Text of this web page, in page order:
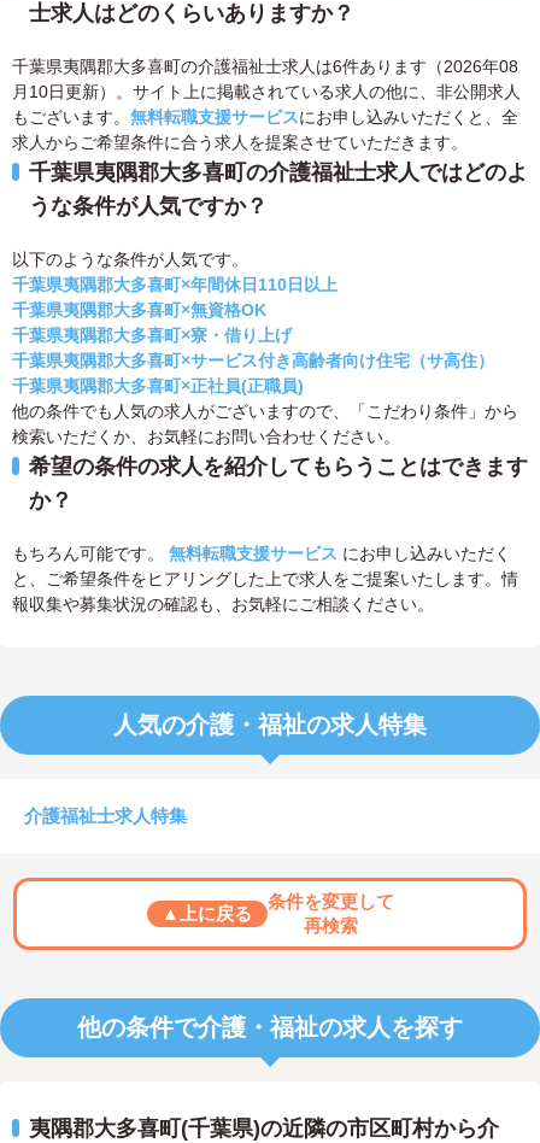
士求人はどのくらいありますか？
千葉県夷隅郡大多喜町の介護福祉士求人は6件あります（2026年08
月10日更新）。サイト上に掲載されている求人の他に、非公開求人
もございます。 無料転職支援サービスにお申し込みいただくと、全
求人からご希望条件に合う求人を提案させていただきます。
千葉県夷隅郡大多喜町の介護福祉士求人ではどのよ
うな条件が人気ですか？
以下のような条件が人気です。
千葉県夷隅郡大多喜町×年間休日110日以上
千葉県夷隅郡大多喜町×無資格OK
千葉県夷隅郡大多喜町×寮・借り上げ
千葉県夷隅郡大多喜町×サービス付き高齢者向け住宅（サ高住）
千葉県夷隅郡大多喜町×正社員(正職員)
他の条件でも人気の求人がございますので、「こだわり条件」から
検索いただくか、お気軽にお問い合わせください。
希望の条件の求人を紹介してもらうことはできます
か？
もちろん可能です。 無料転職支援サービス にお申し込みいただく
と、ご希望条件をヒアリングした上で求人をご提案いたします。情
報収集や募集状況の確認も、お気軽にご相談ください。
人気の介護・福祉の求人特集
介護福祉士求人特集
▲上に戻る
条件を変更して
再検索
他の条件で介護・福祉の求人を探す
夷隅郡大多喜町(千葉県)の近隣の市区町村から介